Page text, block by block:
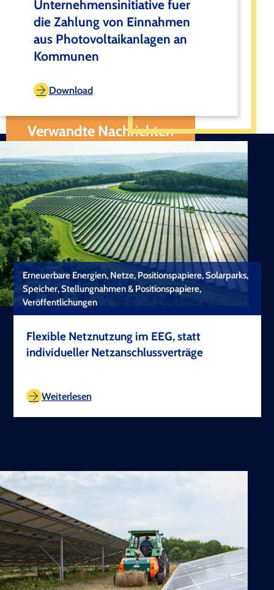
Unternehmensinitiative fuer
die Zahlung von Einnahmen
aus Photovoltaikanlagen an
Kommunen
Download
Verwandte Nachrichten
Erneuerbare Energien, Netze, Positionspapiere, Solarparks,
Speicher, Stellungnahmen & Positionspapiere,
Veröffentlichungen
Flexible Netznutzung im EEG, statt
individueller Netzanschlussverträge
Weiterlesen